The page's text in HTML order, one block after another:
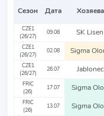
Сезон Дата Хозяева
CZE1
(26/27)
09.08 SK Lisen
CZE1
(26/27)
02.08 Sigma
CZE1
(26/27)
26.07 Jablonec
FRIC
(26)
17.07 Sigma
FRIC
(26)
13.07 Sigma